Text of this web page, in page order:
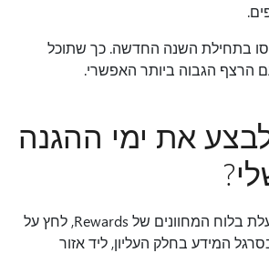
בתחילת השנה החדשה. כך שתוכל
הרצף הגבוה ביותר האפשרי.
לבצע את ימי ההגנה
למרות שהתכונה מופעלת בלוח המחוונים של Rewards, לחץ על
המידע בחלק העליון, ליד אזור